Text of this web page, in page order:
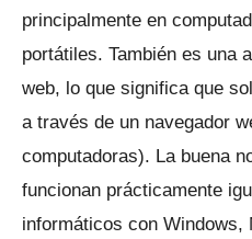
principalmente en
portátiles. También es una
web, lo que significa que
a través de un navegador
computadoras). La buena
funcionan prácticamente
informáticos con Windows,